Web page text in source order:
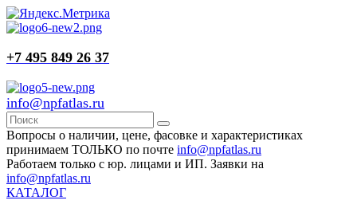
+7 495 849 26 37
info@npfatlas.ru
Вопросы о наличии, цене, фасовке и характеристиках
принимаем ТОЛЬКО по почте info@npfatlas.ru
Работаем только с юр. лицами и ИП. Заявки на
info@npfatlas.ru
КАТАЛОГ